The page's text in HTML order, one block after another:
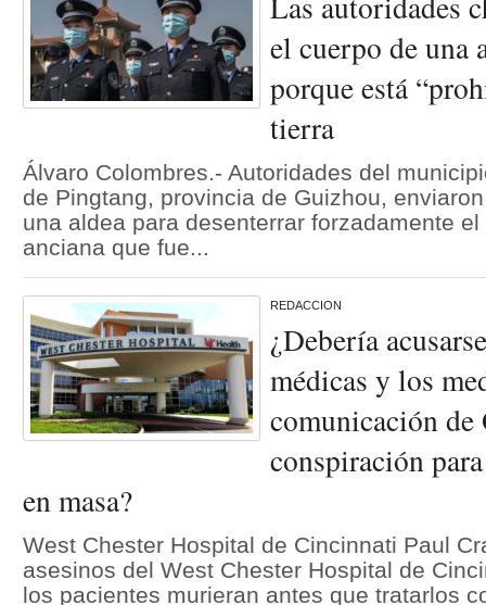
el cuerpo de una
porque está
tierra
Álvaro Colombres.- Autoridades del
de Pingtang, provincia de Guizhou,
una aldea para desenterrar forzadamente
anciana que fue...
REDACCION
¿Debería
médicas y los
comunicación de
conspiración
en masa?
West Chester Hospital de Cincinnati Paul
asesinos del West Chester Hospital de
los pacientes murieran antes que tratarlos